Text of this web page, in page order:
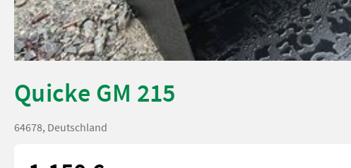
Quicke GM 215
64678, Deutschland